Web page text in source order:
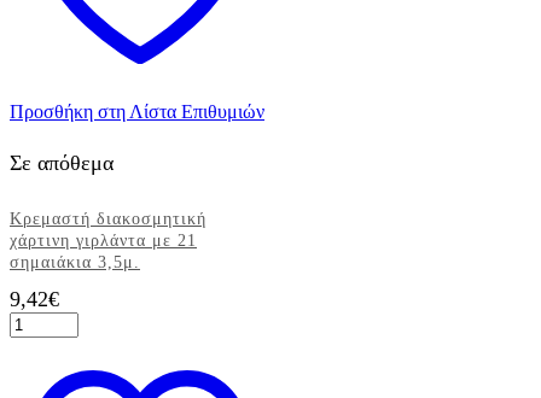
Προσθήκη στη Λίστα Επιθυμιών
Σε απόθεμα
Κρεμαστή διακοσμητική
χάρτινη γιρλάντα με 21
σημαιάκια 3,5μ.
9,42€
Κρεμαστή
διακοσμητική
γιρλάντα